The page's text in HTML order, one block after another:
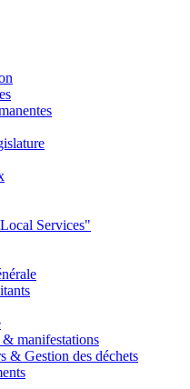
Services"
manifestations
& Gestion des déchets